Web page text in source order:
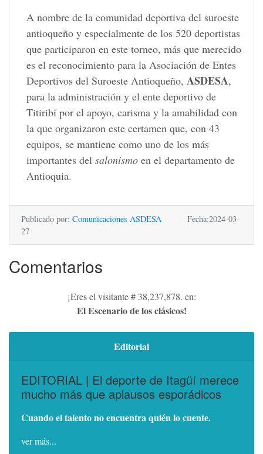
A nombre de la comunidad deportiva del suroeste
antioqueño y especialmente de los 520 deportistas
que participaron en este torneo, más que merecido
es el reconocimiento para la Asociación de Entes
Deportivos del Suroeste Antioqueño, ASDESA,
para la administración y el ente deportivo de
Titiribí por el apoyo, carisma y la amabilidad con
la que organizaron este certamen que, con 43
equipos, se mantiene como uno de los más
importantes del salonismo en el departamento de
Antioquia.
Publicado por: Comunicaciones ASDESA Fecha:2024-03-
27
Comentarios
¡Eres el visitante # 38,237,878. en:
El Escenario de los clásicos!
Editorial
EDITORIAL | El deporte de Itagüí merece
mucho más que aplausos esporádicos
Cuando el talento no encuentra quién lo cuente.
ver más...